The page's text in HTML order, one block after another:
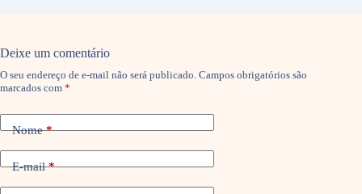
Deixe um comentário
O seu endereço de e-mail não será publicado. Campos obrigatórios são
marcados com *
Nome*
E-mail*